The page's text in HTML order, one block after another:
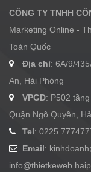
CÔNG TY TNHH
Marketing Online -
Toàn Quốc
Địa chỉ: 6A/9/
An, Hải Phòng
VPGD: P502
Quận Ngô Quyền,
Tel:
Email: